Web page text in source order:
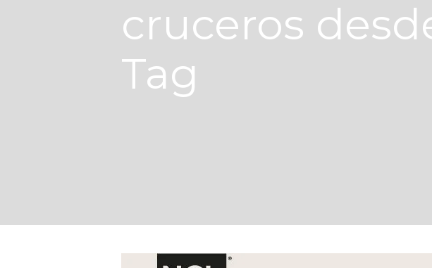
cruceros
Tag